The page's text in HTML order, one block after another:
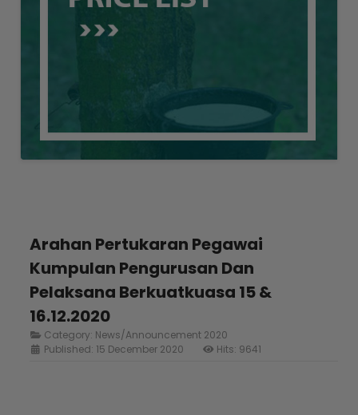
Arahan Pertukaran Pegawai
Kumpulan Pengurusan Dan
Pelaksana Berkuatkuasa 15 &
16.12.2020
Category: News/Announcement 2020
Published: 15 December 2020
Hits: 9641